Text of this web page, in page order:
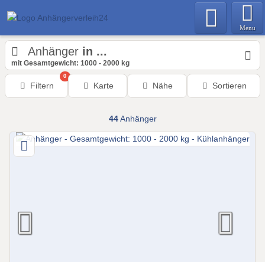
Menu
Anhänger in ...
mit Gesamtgewicht: 1000 - 2000 kg
Filtern
0
Karte Nähe Sortieren
44Anhänger